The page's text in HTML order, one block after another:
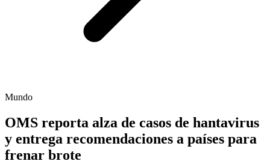
Mundo
OMS reporta alza de casos de hantavirus
y entrega recomendaciones a países para
frenar brote